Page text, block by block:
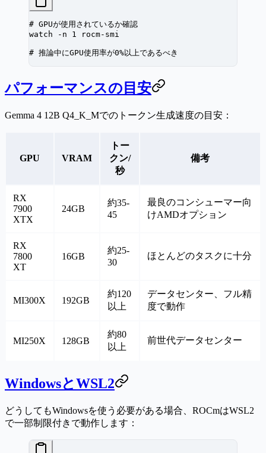
# GPUが使用されているか確認
watch -n 1 rocm-smi
# 推論中にGPU使用率が0%以上であるべき
パフォーマンスの目安
Gemma 4 12B Q4_K_Mでのトークン生成速度の目安：
GPU VRAM
トー
クン/
秒
備考
RX
7900
XTX
24GB
約35-
45
最良のコンシューマー向
けAMDオプション
RX
7800
XT
16GB
約25-
30
ほとんどのタスクに十分
MI300X 192GB
約120
以上
データセンター、フル精
度で動作
MI250X 128GB
約80
以上
前世代データセンター
WindowsとWSL2
どうしてもWindowsを使う必要がある場合、ROCmはWSL2
で一部制限付きで動作します：